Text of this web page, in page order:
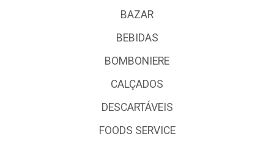
BAZAR
BEBIDAS
BOMBONIERE
CALÇADOS
DESCARTÁVEIS
FOODS SERVICE